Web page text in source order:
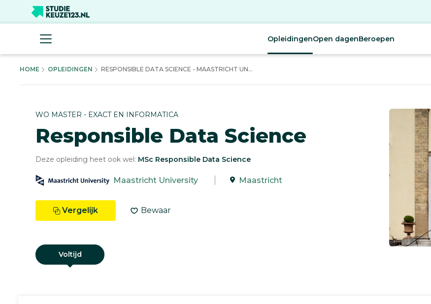
OpleidingenOpen dagenBeroepen
HOME OPLEIDINGEN RESPONSIBLE DATA SCIENCE - MAASTRICHT UN...
WO MASTER - EXACT EN INFORMATICA
Responsible Data Science
Deze opleiding heet ook wel: MSc Responsible Data Science
Maastricht University Maastricht
Vergelijk Bewaar
Voltijd